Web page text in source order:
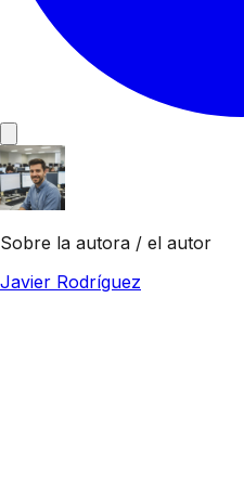
Sobre la autora / el autor
Javier Rodríguez